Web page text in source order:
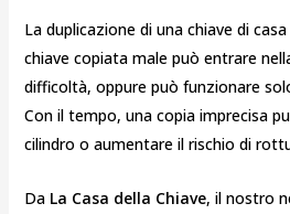
La duplicazione di una chiave di
chiave copiata male può entrare
difficoltà, oppure può funzionare
Con il tempo, una copia imprecisa
cilindro o aumentare il rischio di
Da La Casa della Chiave, il nostro